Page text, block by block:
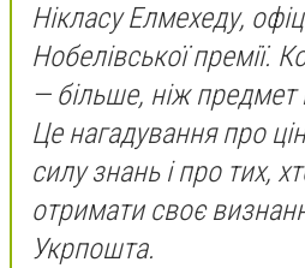
Нікласу Елмехеду,
Нобелівської премії.
— більше, ніж предмет
Це нагадування про
силу знань і про тих,
отримати своє
Укрпошта.